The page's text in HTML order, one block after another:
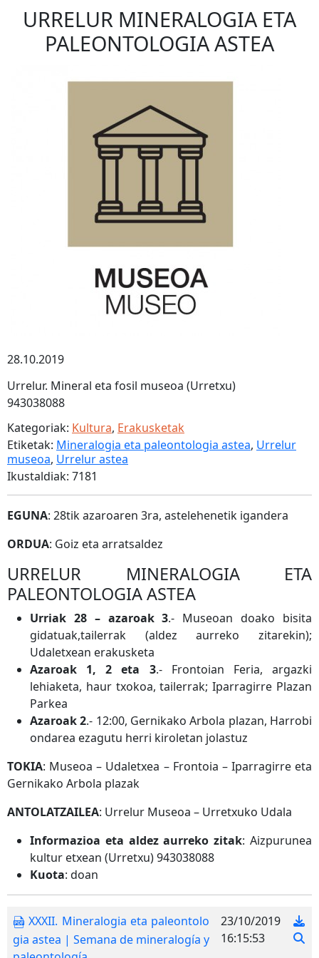
URRELUR MINERALOGIA ETA
PALEONTOLOGIA ASTEA
28.10.2019
Urrelur. Mineral eta fosil museoa (Urretxu)
943038088
Kategoriak: Kultura, Erakusketak
Etiketak: Mineralogia eta paleontologia astea, Urrelur
museoa, Urrelur astea
Ikustaldiak: 7181
EGUNA: 28tik azaroaren 3ra, astelehenetik igandera
ORDUA: Goiz eta arratsaldez
URRELUR MINERALOGIA ETA
PALEONTOLOGIA ASTEA
Urriak 28 – azaroak 3.- Museoan doako bisita
gidatuak,tailerrak (aldez aurreko zitarekin);
Udaletxean erakusketa
Azaroak 1, 2 eta 3.- Frontoian Feria, argazki
lehiaketa, haur txokoa, tailerrak; Iparragirre Plazan
Parkea
Azaroak 2.- 12:00, Gernikako Arbola plazan, Harrobi
ondarea ezagutu herri kiroletan jolastuz
TOKIA: Museoa – Udaletxea – Frontoia – Iparragirre eta
Gernikako Arbola plazak
ANTOLATZAILEA: Urrelur Museoa – Urretxuko Udala
Informazioa eta aldez aurreko zitak: Aizpurunea
kultur etxean (Urretxu) 943038088
Kuota: doan
XXXII. Mineralogia eta paleontolo
gia astea | Semana de mineralogía y
23/10/2019
16:15:53